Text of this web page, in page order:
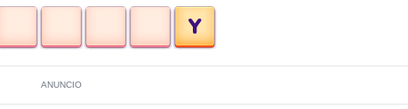
Y
ANUNCIO